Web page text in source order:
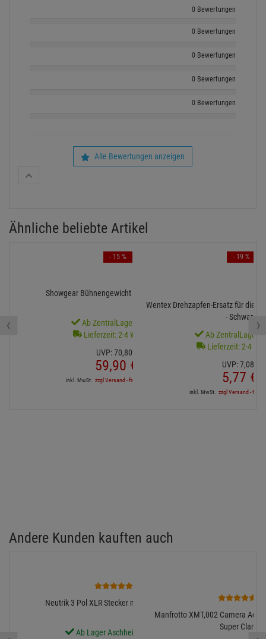
0 Bewertungen
0 Bewertungen
0 Bewertungen
0 Bewertungen
0 Bewertungen
Alle Bewertungen anzeigen
Ähnliche beliebte Artikel
Showgear Bühnengewicht 12,5 kg - Schwarz
Ab ZentralLager lieferbar
Lieferzeit: 2-4 Werktage
UVP:70,80
59,90 €
inkl. MwSt. zzgl Versand - frei ab 90,-€ in DE
- 15 %
Wentex Drehzapfen-Ersatz für die
- Schwarz
Ab ZentralLager
Lieferzeit: 2-4
UVP:7,08
5,77 €
inkl. MwSt. zzgl Versand - frei
- 19 %
‹ ›
Andere Kunden kauften auch
Neutrik 3 Pol XLR Stecker männlich XX Serie
Ab Lager Aschheim lieferbar
Manfrotto XMT,002 Camera
Super Clamp